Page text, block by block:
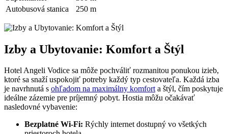
Autobusová stanica
250 m
Izby a Ubytovanie: Komfort a Štýl
Hotel Angeli Vodice sa môže pochváliť rozmanitou ponukou izieb,
ktoré sa snaží uspokojiť potreby každý typ cestovateľa. Každá izba
je navrhnutá s ohľadom na maximálny komforta štýl, čím poskytuje
ideálne zázemie pre príjemný pobyt. Hostia môžu očakávať
nasledovné vybavenie:
Bezplatné Wi-Fi: Rýchly internet dostupný vo všetkých